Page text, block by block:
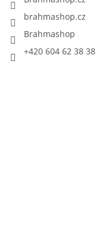
brahmashop.cz
Brahmashop
+420 604 62 38 38